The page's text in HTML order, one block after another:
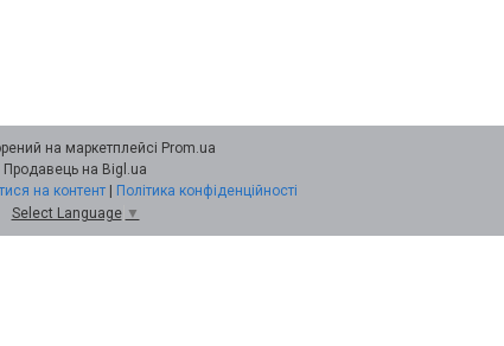
на маркетплейсі Prom.ua
Продавець на Bigl.ua
на контент
Політика конфіденційності
Select Language ▼